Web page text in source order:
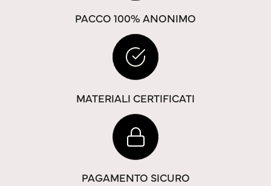
PACCO 100% ANONIMO
MATERIALI CERTIFICATI
PAGAMENTO SICURO